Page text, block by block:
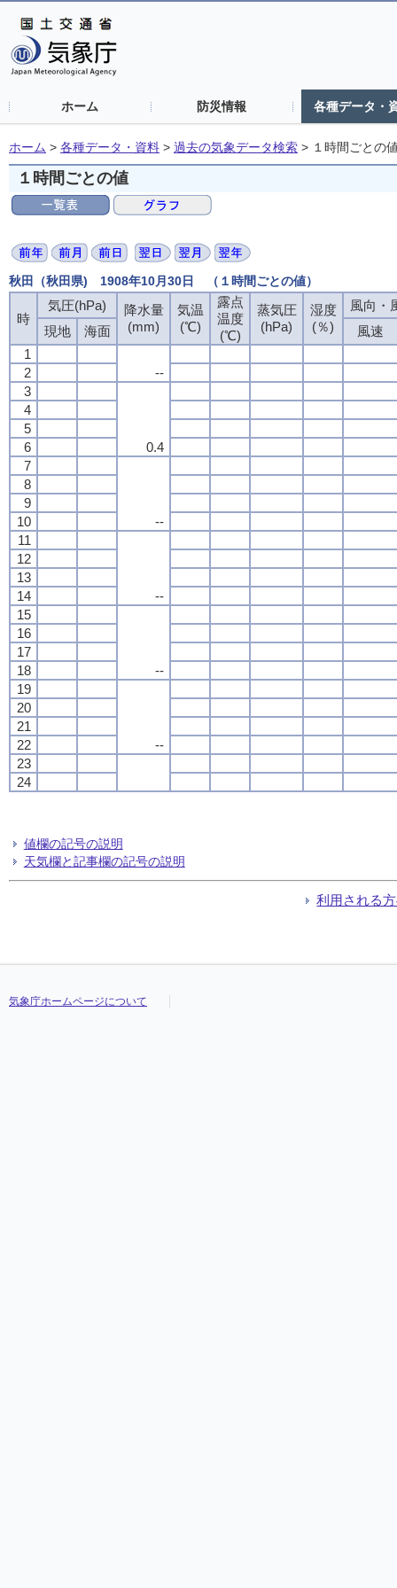
ホーム 防災情報 各種データ・
ホーム > 各種データ・資料 > 過去の気象データ検索 > １時間ごとの
１時間ごとの値
秋田（秋田県) 1908年10月30日 （１時間ごとの値）
時
気圧(hPa)
降水量
(mm)
気温
(℃)
露点
温度
(℃)
蒸気圧
(hPa)
湿度
(％)
風向・
現地
海面
風速
1
--
2
3
0.4
4
5
6
7
--
8
9
10
11
--
12
13
14
15
--
16
17
18
19
--
20
21
22
23
24
値欄の記号の説明
天気欄と記事欄の記号の説明
利用される
気象庁ホームページについて